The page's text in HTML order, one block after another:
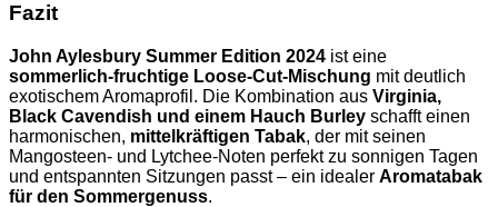
Fazit
John Aylesbury Summer Edition 2024 ist eine
sommerlich-fruchtige Loose-Cut-Mischung mit deutlich
exotischem Aromaprofil. Die Kombination aus Virginia,
Black Cavendish und einem Hauch Burley schafft einen
harmonischen, mittelkräftigen Tabak, der mit seinen
Mangosteen- und Lytchee-Noten perfekt zu sonnigen Tagen
und entspannten Sitzungen passt – ein idealer Aromatabak
für den Sommergenuss.